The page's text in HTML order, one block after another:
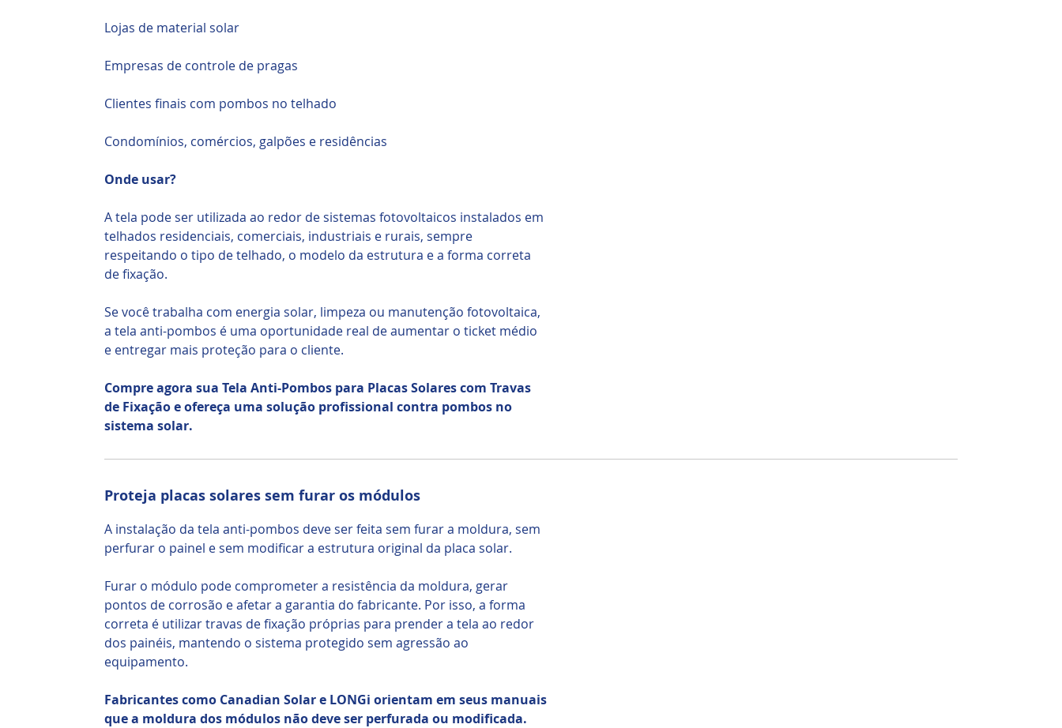
Lojas de material solar
Empresas de controle de pragas
Clientes finais com pombos no telhado
Condomínios, comércios, galpões e residências
Onde usar?
A tela pode ser utilizada ao redor de sistemas fotovoltaicos instalados em
telhados residenciais, comerciais, industriais e rurais, sempre
respeitando o tipo de telhado, o modelo da estrutura e a forma correta
de fixação.
Se você trabalha com energia solar, limpeza ou manutenção fotovoltaica,
a tela anti-pombos é uma oportunidade real de aumentar o ticket médio
e entregar mais proteção para o cliente.
Compre agora sua Tela Anti-Pombos para Placas Solares com Travas
de Fixação e ofereça uma solução profissional contra pombos no
sistema solar.
Proteja placas solares sem furar os módulos
A instalação da tela anti-pombos deve ser feita sem furar a moldura, sem
perfurar o painel e sem modificar a estrutura original da placa solar.
Furar o módulo pode comprometer a resistência da moldura, gerar
pontos de corrosão e afetar a garantia do fabricante. Por isso, a forma
correta é utilizar travas de fixação próprias para prender a tela ao redor
dos painéis, mantendo o sistema protegido sem agressão ao
equipamento.
Fabricantes como Canadian Solar e LONGi orientam em seus manuais
que a moldura dos módulos não deve ser perfurada ou modificada.